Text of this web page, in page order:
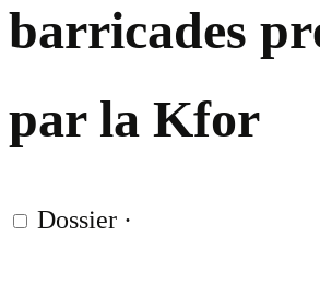
barricades
par la Kfor
Dossier ·